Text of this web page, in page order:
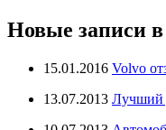
Новые записи в
15.01.2016 Volvo
13.07.2013 Лучший